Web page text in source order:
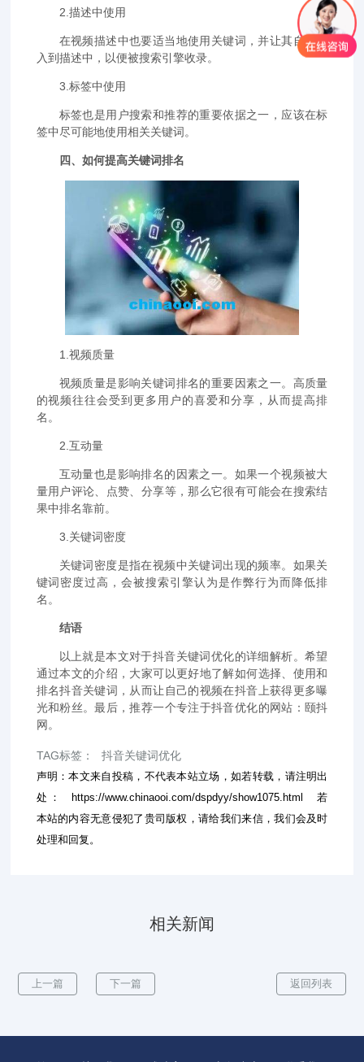
2.描述中使用
在视频描述中也要适当地使用关键词，并让其自然融
入到描述中，以便被搜索引擎收录。
3.标签中使用
标签也是用户搜索和推荐的重要依据之一，应该在标
签中尽可能地使用相关关键词。
四、如何提高关键词排名
1.视频质量
视频质量是影响关键词排名的重要因素之一。高质量
的视频往往会受到更多用户的喜爱和分享，从而提高排
名。
2.互动量
互动量也是影响排名的因素之一。如果一个视频被大
量用户评论、点赞、分享等，那么它很有可能会在搜索结
果中排名靠前。
3.关键词密度
关键词密度是指在视频中关键词出现的频率。如果关
键词密度过高，会被搜索引擎认为是作弊行为而降低排
名。
结语
以上就是本文对于抖音关键词优化的详细解析。希望
通过本文的介绍，大家可以更好地了解如何选择、使用和
排名抖音关键词，从而让自己的视频在抖音上获得更多曝
光和粉丝。最后，推荐一个专注于抖音优化的网站：颐抖
网。
TAG标签： 抖音关键词优化
声明：本文来自投稿，不代表本站立场，如若转载，请注明出
处：
https://www.chinaooi.com/dspdyy/show1075.html
若
本站的内容无意侵犯了贵司版权，请给我们来信，我们会及时
处理和回复。
相关新闻
上一篇 下一篇 返回列表